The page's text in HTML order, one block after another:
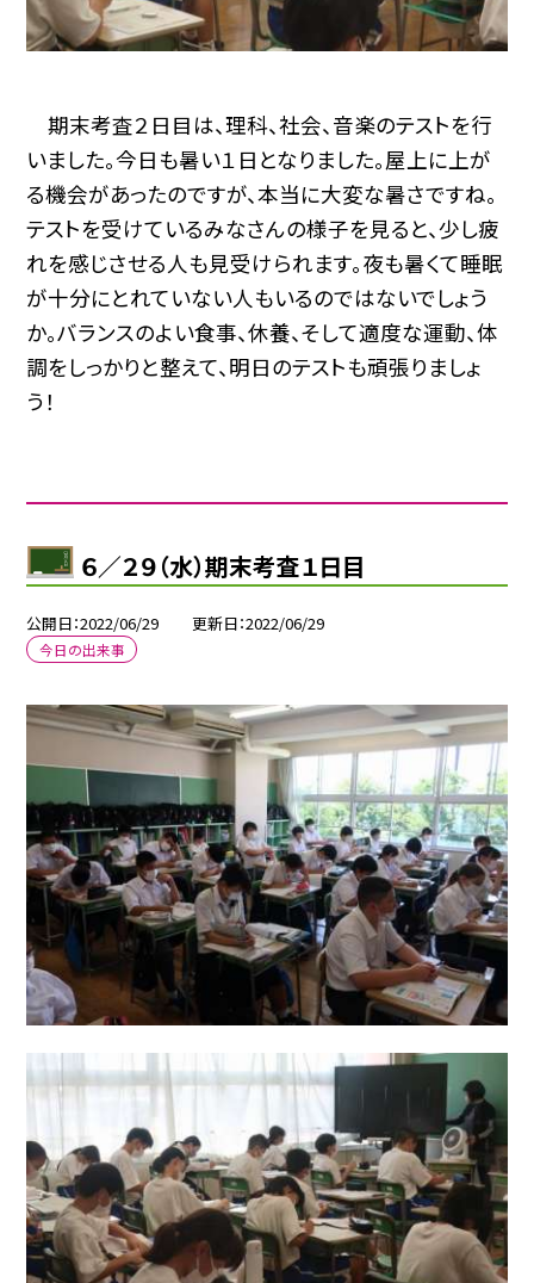
期末考査２日目は、理科、社会、音楽のテストを行
いました。今日も暑い１日となりました。屋上に上が
る機会があったのですが、本当に大変な暑さですね。
テストを受けているみなさんの様子を見ると、少し疲
れを感じさせる人も見受けられます。夜も暑くて睡眠
が十分にとれていない人もいるのではないでしょう
か。バランスのよい食事、休養、そして適度な運動、体
調をしっかりと整えて、明日のテストも頑張りましょ
う！
６／２９（水）期末考査１日目
公開日 2022/06/29 更新日 2022/06/29
今日の出来事